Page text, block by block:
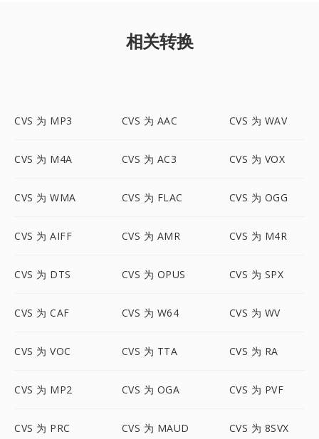
相关转换
CVS 为 MP3 CVS 为 AAC CVS 为 WAV
CVS 为 M4A CVS 为 AC3 CVS 为 VOX
CVS 为 WMA CVS 为 FLAC CVS 为 OGG
CVS 为 AIFF CVS 为 AMR CVS 为 M4R
CVS 为 DTS CVS 为 OPUS CVS 为 SPX
CVS 为 CAF CVS 为 W64 CVS 为 WV
CVS 为 VOC CVS 为 TTA CVS 为 RA
CVS 为 MP2 CVS 为 OGA CVS 为 PVF
CVS 为 PRC CVS 为 MAUD CVS 为 8SVX